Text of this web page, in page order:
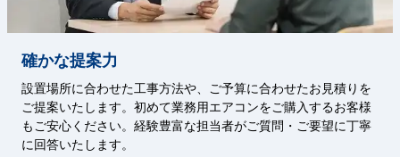
確かな提案力
設置場所に合わせた工事方法や、ご予算に合わせたお見積りを
ご提案いたします。初めて業務用エアコンをご購入するお客様
もご安心ください。経験豊富な担当者がご質問・ご要望に丁寧
に回答いたします。